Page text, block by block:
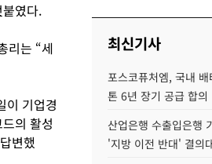
였다.
리는 “세
이 기업경
의 활성
변했
최신기사
포스코퓨처엠, 국내
톤 6년 장기 공급 합의
산업은행 수출입은행
'지방 이전 반대' 결의